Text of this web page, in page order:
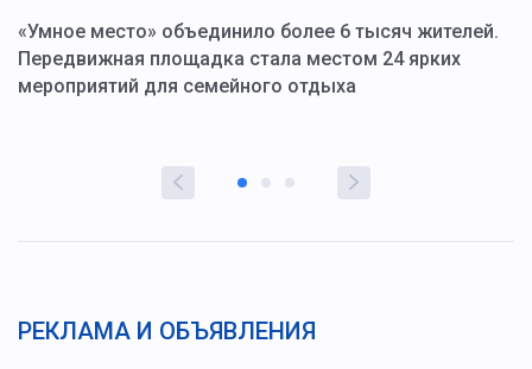
«Умное место» объединило более 6 тысяч жителей.
Передвижная площадка стала местом 24 ярких
мероприятий для семейного отдыха
РЕКЛАМА И ОБЪЯВЛЕНИЯ